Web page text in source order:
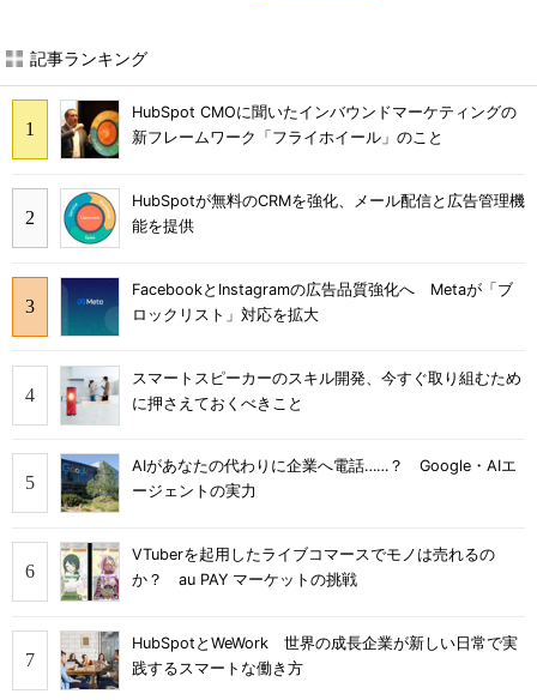
記事ランキング
HubSpot CMOに聞いたインバウンドマーケティングの
新フレームワーク「フライホイール」のこと
HubSpotが無料のCRMを強化、メール配信と広告管理機
能を提供
FacebookとInstagramの広告品質強化へ Metaが「ブ
ロックリスト」対応を拡大
スマートスピーカーのスキル開発、今すぐ取り組むため
に押さえておくべきこと
AIがあなたの代わりに企業へ電話……？ Google・AIエ
ージェントの実力
VTuberを起用したライブコマースでモノは売れるの
か？ au PAY マーケットの挑戦
HubSpotとWeWork 世界の成長企業が新しい日常で実
践するスマートな働き方